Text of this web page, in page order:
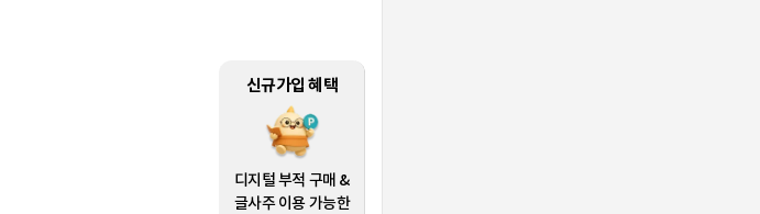
신규가입 혜택
디지털 부적 구매 &
글사주 이용 가능한